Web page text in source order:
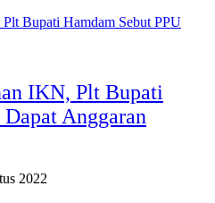
IKN, Plt Bupati
Anggaran
2022